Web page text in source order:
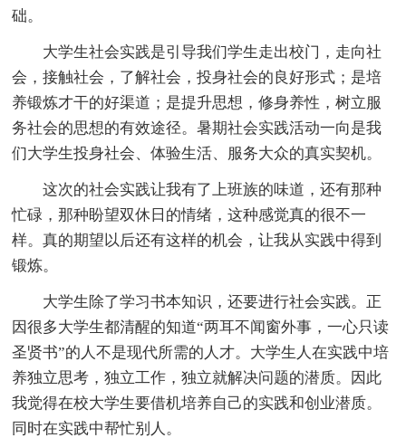
础。
大学生社会实践是引导我们学生走出校门，走向社
会，接触社会，了解社会，投身社会的良好形式；是培
养锻炼才干的好渠道；是提升思想，修身养性，树立服
务社会的思想的有效途径。暑期社会实践活动一向是我
们大学生投身社会、体验生活、服务大众的真实契机。
这次的社会实践让我有了上班族的味道，还有那种
忙碌，那种盼望双休日的情绪，这种感觉真的很不一
样。真的期望以后还有这样的机会，让我从实践中得到
锻炼。
大学生除了学习书本知识，还要进行社会实践。正
因很多大学生都清醒的知道“两耳不闻窗外事，一心只读
圣贤书”的人不是现代所需的人才。大学生人在实践中培
养独立思考，独立工作，独立就解决问题的潜质。因此
我觉得在校大学生要借机培养自己的实践和创业潜质。
同时在实践中帮忙别人。